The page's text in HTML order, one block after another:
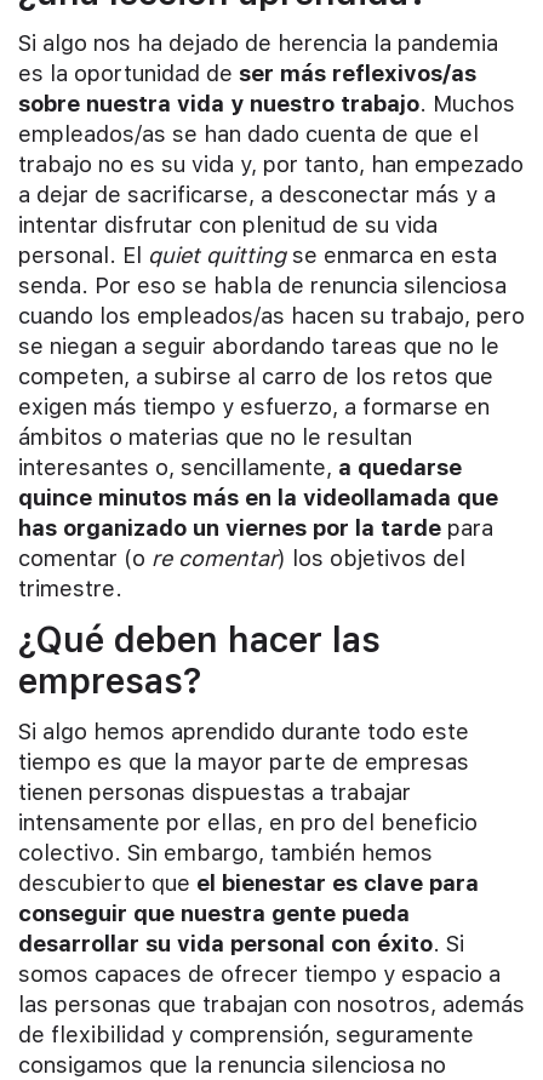
Si algo nos ha dejado de herencia la pandemia
es la oportunidad de ser más reflexivos/as
sobre nuestra vida y nuestro trabajo. Muchos
empleados/as se han dado cuenta de que el
trabajo no es su vida y, por tanto, han empezado
a dejar de sacrificarse, a desconectar más y a
intentar disfrutar con plenitud de su vida
personal. El quiet quittingse enmarca en esta
senda. Por eso se habla de renuncia silenciosa
cuando los empleados/as hacen su trabajo, pero
se niegan a seguir abordando tareas que no le
competen, a subirse al carro de los retos que
exigen más tiempo y esfuerzo, a formarse en
ámbitos o materias que no le resultan
interesantes o, sencillamente, a quedarse
quince minutos más en la videollamada que
has organizado un viernes por la tarde para
comentar (o re comentar) los objetivos del
trimestre.
¿Qué deben hacer las
empresas?
Si algo hemos aprendido durante todo este
tiempo es que la mayor parte de empresas
tienen personas dispuestas a trabajar
intensamente por ellas, en pro del beneficio
colectivo. Sin embargo, también hemos
descubierto que el bienestar es clave para
conseguir que nuestra gente pueda
desarrollar su vida personal con éxito. Si
somos capaces de ofrecer tiempo y espacio a
las personas que trabajan con nosotros, además
de flexibilidad y comprensión, seguramente
consigamos que la renuncia silenciosa no